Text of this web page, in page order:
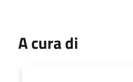
A cura di